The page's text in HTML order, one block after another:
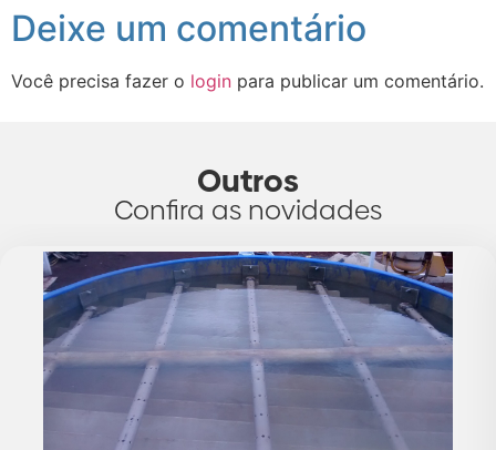
Deixe um comentário
Você precisa fazer o login para publicar um comentário.
Outros
Confira as novidades